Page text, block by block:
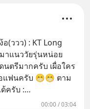
(ววว) : KT Long
ากครับ เผื่อใคร
ฟนครับ 😁😁 ตาม
ครับ :
py4E_tlNMQ8 (163
00:00/03:04